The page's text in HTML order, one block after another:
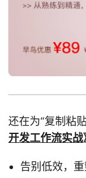
还在为“复制粘
开发工作流实战
告别低效，